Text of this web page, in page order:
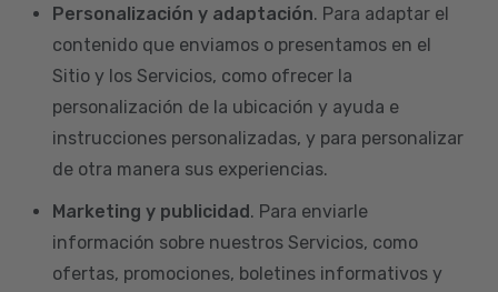
Personalización y adaptación. Para adaptar el
contenido que enviamos o presentamos en el
Sitio y los Servicios, como ofrecer la
personalización de la ubicación y ayuda e
instrucciones personalizadas, y para personalizar
de otra manera sus experiencias.
Marketing y publicidad. Para enviarle
información sobre nuestros Servicios, como
ofertas, promociones, boletines informativos y